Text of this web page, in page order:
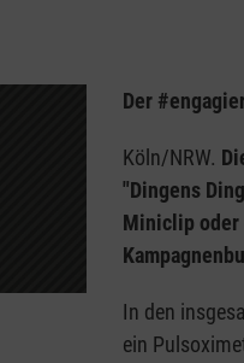
Der
Köln/NRW.
"Dingens
Miniclip oder
In den
ein